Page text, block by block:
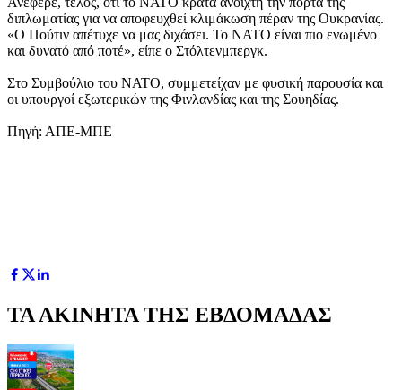
διπλωματίας για να αποφευχθεί κλιμάκωση πέραν της Ουκρανίας.
«Ο Πούτιν απέτυχε να μας διχάσει. Το ΝΑΤΟ είναι πιο ενωμένο
και δυνατό από ποτέ», είπε ο Στόλτενμπεργκ.
Στο Συμβούλιο του ΝΑΤΟ, συμμετείχαν με φυσική παρουσία και
οι υπουργοί εξωτερικών της Φινλανδίας και της Σουηδίας.
Πηγή: ΑΠΕ-ΜΠΕ
ΤΑ ΑΚΙΝΗΤΑ ΤΗΣ ΕΒΔΟΜΑΔΑΣ